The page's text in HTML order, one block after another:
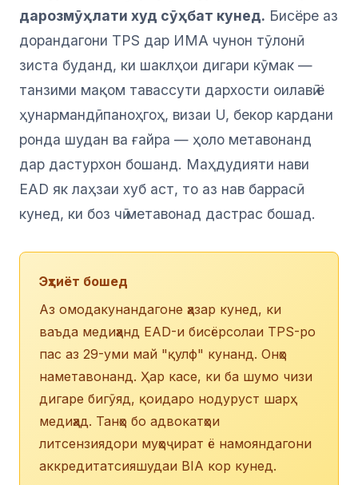
дарозмӯҳлати худ сӯҳбат кунед. Бисёре аз
дорандагони TPS дар ИМА чунон тӯлонӣ
зиста буданд, ки шаклҳои дигари кӯмак —
танзими мақом тавассути дархости оилавӣ ё
ҳунармандӣ, паноҳгоҳ, визаи U, бекор кардани
ронда шудан ва ғайра — ҳоло метавонанд
дар дастурхон бошанд. Маҳдудияти нави
EAD як лаҳзаи хуб аст, то аз нав баррасӣ
кунед, ки боз чӣ метавонад дастрас бошад.
Эҳтиёт бошед
Аз омодакунандагоне ҳазар кунед, ки
ваъда медиҳанд EAD-и бисёрсолаи TPS-ро
пас аз 29-уми май "қулф" кунанд. Онҳо
наметавонанд. Ҳар касе, ки ба шумо чизи
дигаре бигӯяд, қоидаро нодуруст шарҳ
медиҳад. Танҳо бо адвокатҳои
литсензиядори муҳоҷират ё намояндагони
аккредитатсияшудаи BIA кор кунед.